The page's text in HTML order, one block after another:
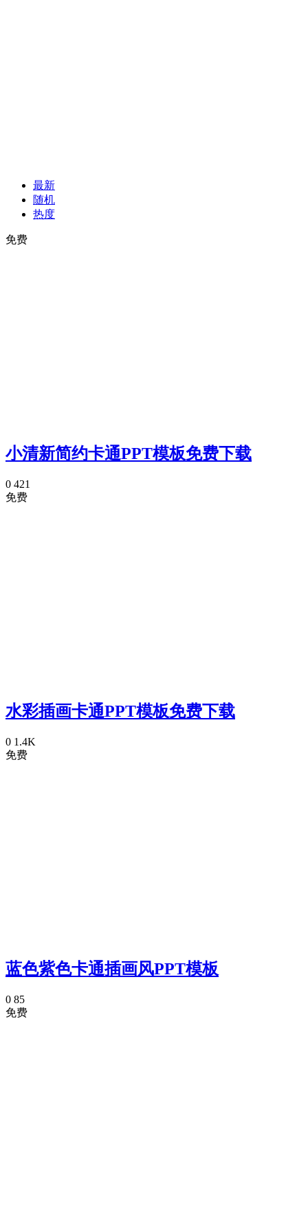
最新
随机
热度
免费
小清新简约卡通PPT模板免费下载
0 421
免费
水彩插画卡通PPT模板免费下载
0 1.4K
免费
蓝色紫色卡通插画风PPT模板
0 85
免费